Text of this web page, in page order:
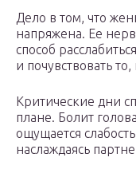
Дело в том, что
напряжена. Ее
способ
и почувствовать то,
Критические дни
плане. Болит
ощущается
наслаждаясь